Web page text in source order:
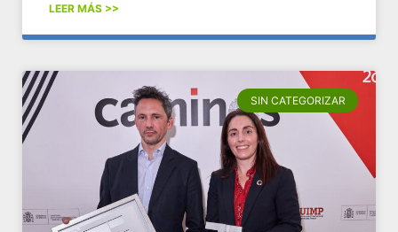
LEER MÁS >>
SIN CATEGORIZAR